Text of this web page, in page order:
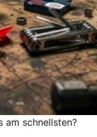
am schnellsten?